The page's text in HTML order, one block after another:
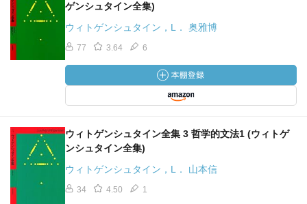
ゲンシュタイン全集)
ウィトゲンシュタイン，L． 奥雅博
77 3.64 6
ウィトゲンシュタイン全集 3 哲学的文法1 (ウィトゲ
ンシュタイン全集)
ウィトゲンシュタイン，L． 山本信
34 4.50 1